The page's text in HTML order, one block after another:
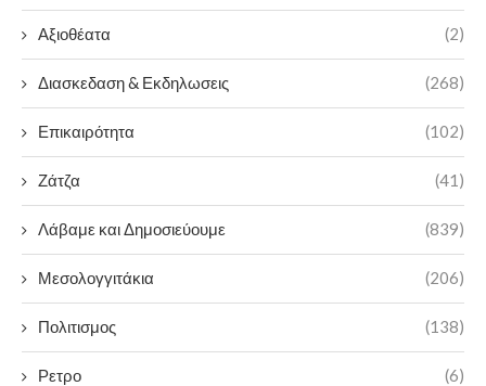
Αξιοθέατα (2)
Διασκεδαση & Εκδηλωσεις (268)
Επικαιρότητα (102)
Ζάτζα (41)
Λάβαμε και Δημοσιεύουμε (839)
Μεσολογγιτάκια (206)
Πολιτισμος (138)
Ρετρο (6)